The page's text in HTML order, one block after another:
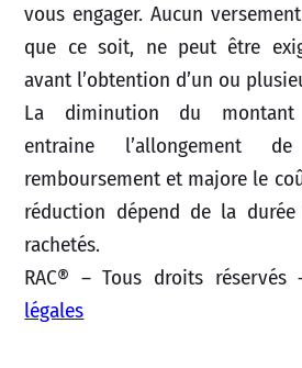
vous engager. Aucun
que ce soit, ne peut être
avant l’obtention d’un ou
La diminution du montant
entraine l’allongement
remboursement et majore le
réduction dépend de la
rachetés.
RAC® – Tous droits réservés
légales